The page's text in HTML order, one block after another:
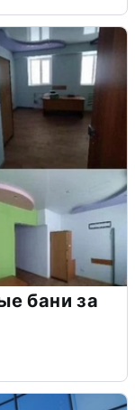
бани за